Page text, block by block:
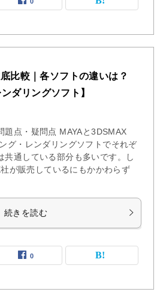
比較｜各ソフトの違いは？
ダリングソフト】
題点・疑問点 MAYAと3DSMAX
グ・レンダリングソフトでそれぞ
共通している部分も多いです。し
が販売しているにもかかわらず
続きを読む
0